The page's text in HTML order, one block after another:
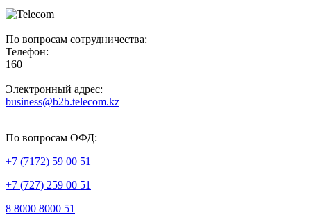
По вопросам сотрудничества:
Телефон:
160
Электронный адрес:
business@b2b.telecom.kz
По вопросам ОФД:
+7 (7172) 59 00 51
+7 (727) 259 00 51
8 8000 8000 51